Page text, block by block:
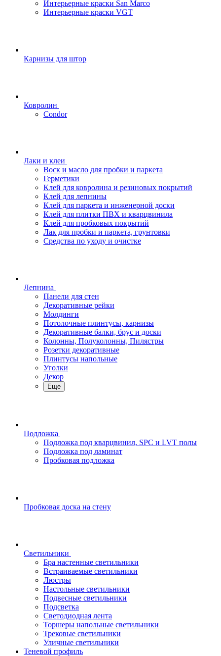
Интерьерные краски San Marco
Интерьерные краски VGT
Карнизы для штор
Ковролин
Condor
Лаки и клеи
Воск и масло для пробки и паркета
Герметики
Клей для ковролина и резиновых покрытий
Клей для лепнины
Клей для паркета и инженерной доски
Клей для плитки ПВХ и кварцвинила
Клей для пробковых покрытий
Лак для пробки и паркета, грунтовки
Средства по уходу и очистке
Лепнина
Панели для стен
Декоративные рейки
Молдинги
Потолочные плинтусы, карнизы
Декоративные балки, брус и доски
Колонны, Полуколонны, Пилястры
Розетки декоративные
Плинтусы напольные
Уголки
Декор
Еще
Подложка
Подложка под кварцвинил, SPC и LVT полы
Подложка под ламинат
Пробковая подложка
Пробковая доска на стену
Светильники
Бра настенные светильники
Встраиваемые светильники
Люстры
Настольные светильники
Подвесные светильники
Подсветка
Светодиодная лента
Торшеры напольные светильники
Трековые светильники
Уличные светильники
Теневой профиль